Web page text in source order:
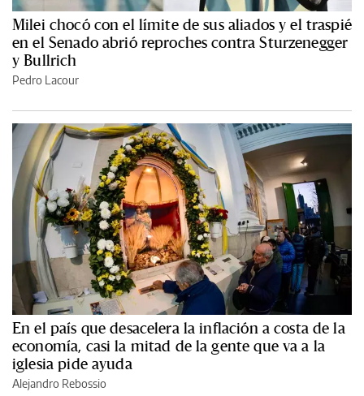
Milei chocó con el límite de sus aliados y el traspié
en el Senado abrió reproches contra Sturzenegger
y Bullrich
Pedro Lacour
En el país que desacelera la inflación a costa de la
economía, casi la mitad de la gente que va a la
iglesia pide ayuda
Alejandro Rebossio